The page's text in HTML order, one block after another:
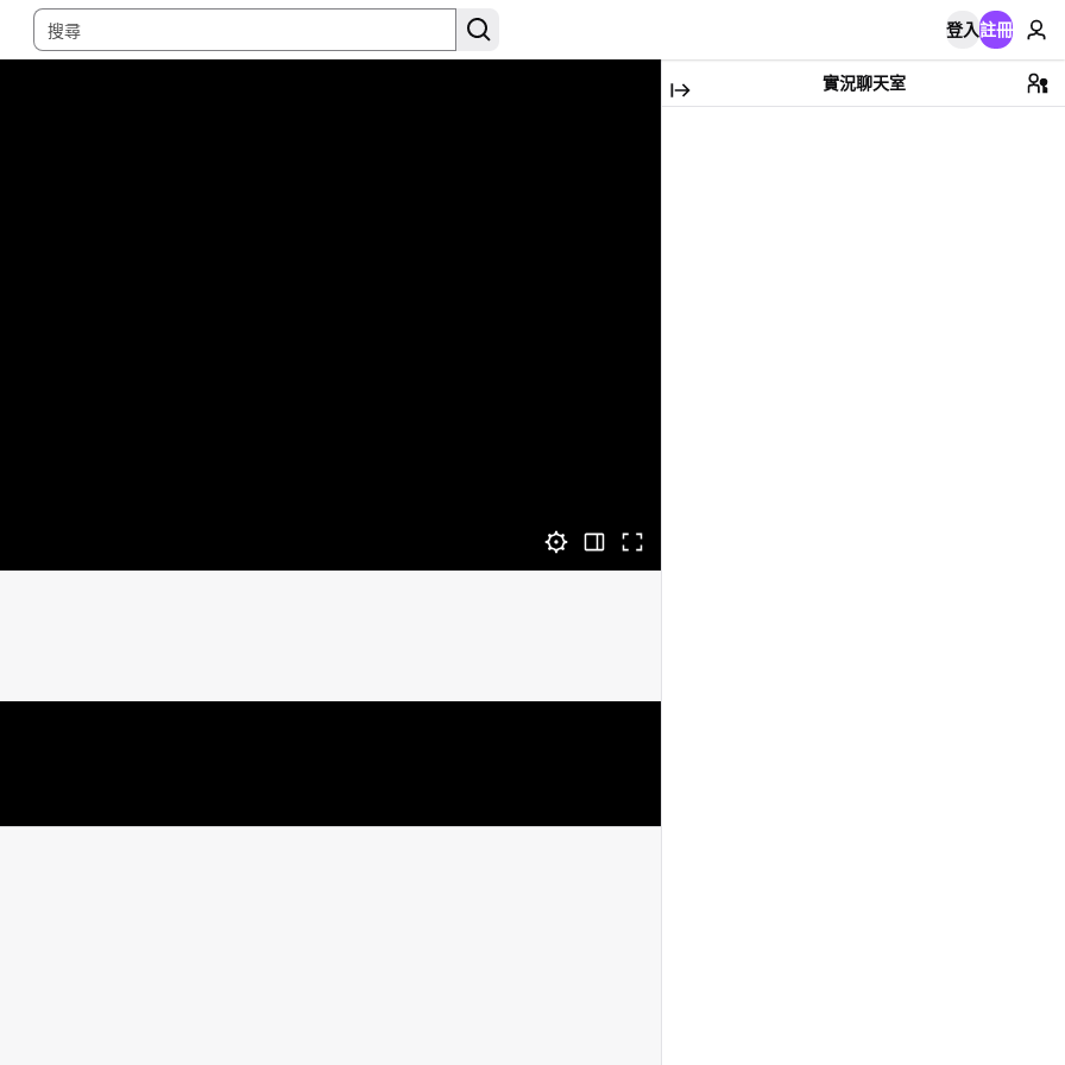
登入註冊
實況聊天室